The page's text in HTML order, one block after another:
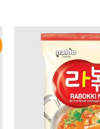
السعر
الأصلي
140 EGP.
السعر
الحالي
هو:
114 EGP.